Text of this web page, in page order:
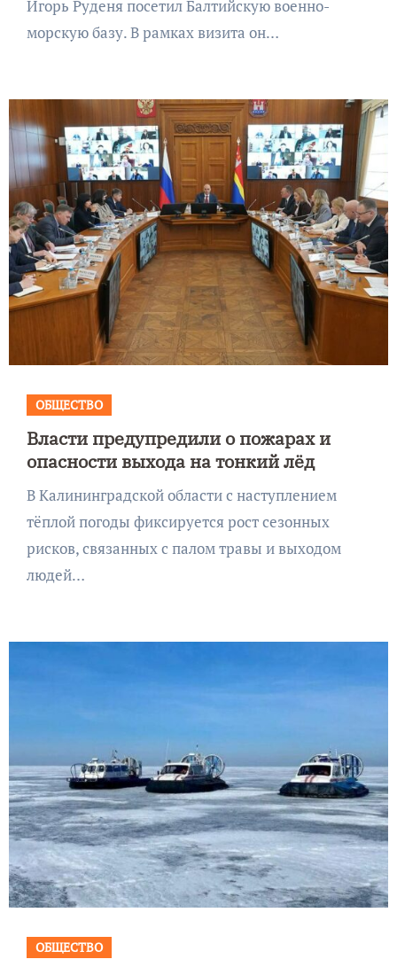
Игорь Руденя посетил Балтийскую военно-
морскую базу. В рамках визита он…
ОБЩЕСТВО
Власти предупредили о пожарах и
опасности выхода на тонкий лёд
В Калининградской области с наступлением
тёплой погоды фиксируется рост сезонных
рисков, связанных с палом травы и выходом
людей…
ОБЩЕСТВО